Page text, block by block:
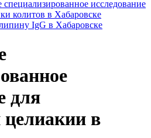
исследование
колитов в Хабаровске
IgG в Хабаровске
для
целиакии в